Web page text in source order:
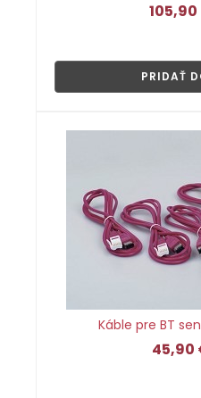
105,90
PRIDAŤ
Káble pre BT
45,90